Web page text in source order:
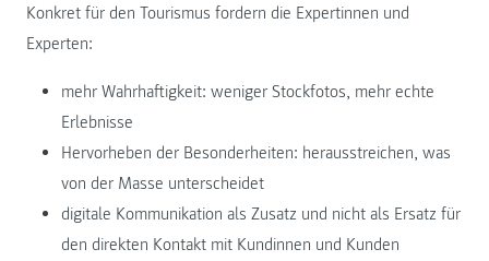
Konkret für den Tourismus fordern die Expertinnen und
Experten:
mehr Wahrhaftigkeit: weniger Stockfotos, mehr echte
Erlebnisse
Hervorheben der Besonderheiten: herausstreichen, was
von der Masse unterscheidet
digitale Kommunikation als Zusatz und nicht als Ersatz für
den direkten Kontakt mit Kundinnen und Kunden